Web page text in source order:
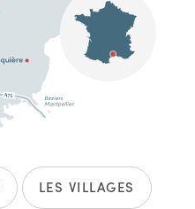
LES VILLAGES